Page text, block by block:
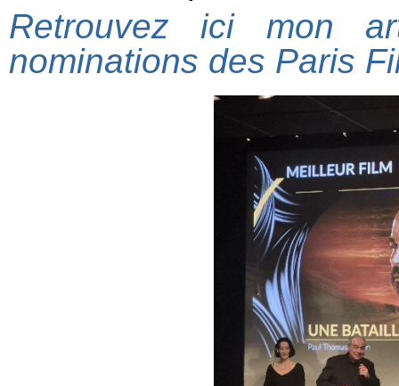
Retrouvez ici mon
nominations des Paris